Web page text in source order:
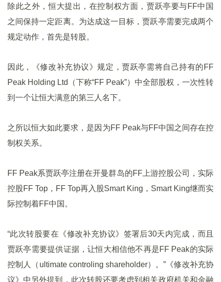
除此之外，恒大提出，在控制权方面，贾跃亭要与FF中国
之间保持一定距离。为达成这一目标，贾跃亭需要完成两个
规定动作，首先是转股。
因此，《修改补充协议》规定，贾跃亭需将自己持有的FF
Peak Holding Ltd（下称“FF Peak”）中全部股权，一次性转
到一个让恒大满意的第三人名下。
之所以恒大如此要求，是因为FF Peak与FF中国之间存在控
制权关系。
FF Peak系贾跃亭注册在开曼群岛的FF上游控股公司，实际
控股FF Top，FF Top再入股Smart King，Smart King继而实
际控制着FF中国。
“此次转股要在《修改补充协议》签署后30天内完成，而且
贾跃亭需要提供证据，让恒大相信他不再是FF Peak的实际
控制人（ultimate controling shareholder）。”《修改补充协
议》中另外提到，此次转股还要考虑到相关政府机关和金融